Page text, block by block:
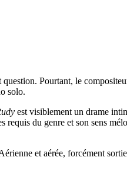
Pourtant, le
solo.
est visiblement un drame
du genre et son sens
et aérée, forcément